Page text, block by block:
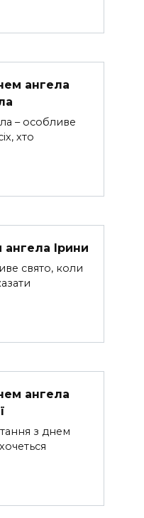
ангела
– особливе
хто
Ірини
свято, коли
ангела
з днем